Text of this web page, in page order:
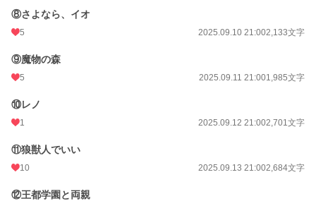
24h.ポイント 0 pt
更新日時
年間ポイント
累計ポイント 10,318 pt (95,491 位)
⑧さよなら、イオ
5 2025.09.10 21:002,133文字
⑨魔物の森
5 2025.09.11 21:001,985文字
⑩レノ
1 2025.09.12 21:002,701文字
⑪狼獣人でいい
10 2025.09.13 21:002,684文字
⑫王都学園と両親